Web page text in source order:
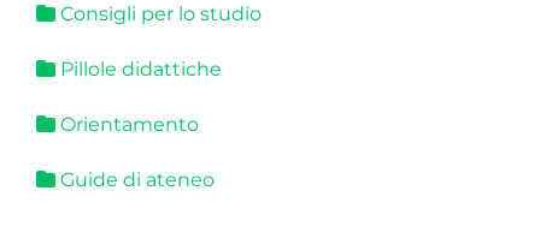
Consigli per lo studio
Pillole didattiche
Orientamento
Guide di ateneo